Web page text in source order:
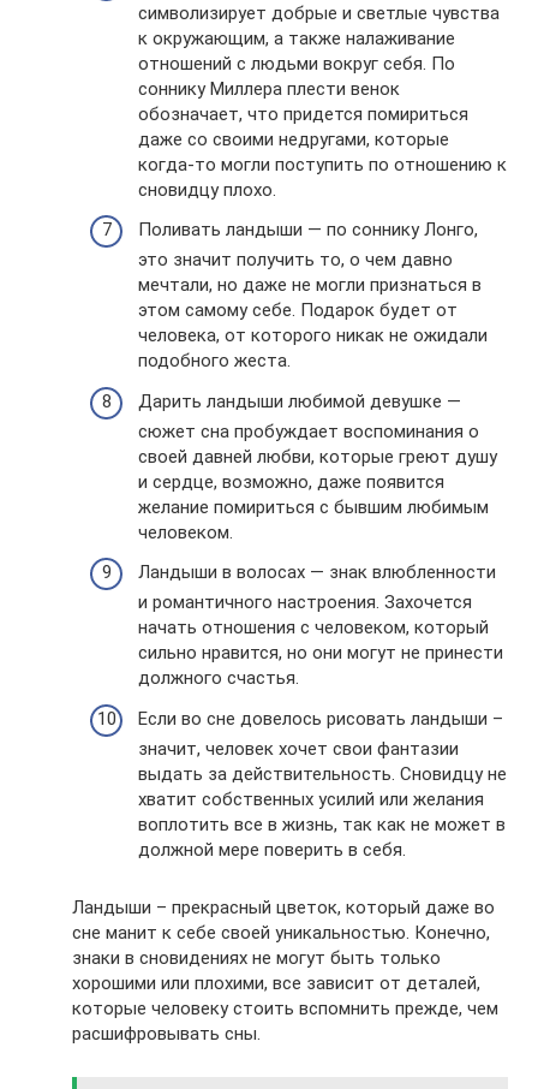
символизирует добрые и светлые чувства
к окружающим, а также налаживание
отношений с людьми вокруг себя. По
соннику Миллера плести венок
обозначает, что придется помириться
даже со своими недругами, которые
когда-то могли поступить по отношению к
сновидцу плохо.
Поливать ландыши — по соннику Лонго,
это значит получить то, о чем давно
мечтали, но даже не могли признаться в
этом самому себе. Подарок будет от
человека, от которого никак не ожидали
подобного жеста.
Дарить ландыши любимой девушке —
сюжет сна пробуждает воспоминания о
своей давней любви, которые греют душу
и сердце, возможно, даже появится
желание помириться с бывшим любимым
человеком.
Ландыши в волосах — знак влюбленности
и романтичного настроения. Захочется
начать отношения с человеком, который
сильно нравится, но они могут не принести
должного счастья.
Если во сне довелось рисовать ландыши –
значит, человек хочет свои фантазии
выдать за действительность. Сновидцу не
хватит собственных усилий или желания
воплотить все в жизнь, так как не может в
должной мере поверить в себя.
Ландыши – прекрасный цветок, который даже во
сне манит к себе своей уникальностью. Конечно,
знаки в сновидениях не могут быть только
хорошими или плохими, все зависит от деталей,
которые человеку стоить вспомнить прежде, чем
расшифровывать сны.